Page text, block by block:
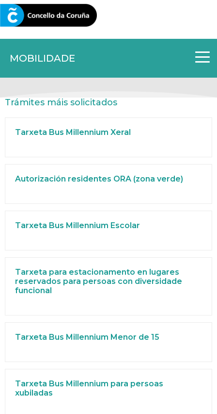
MOBILIDADE
CORUNA.GAL
Trámites máis solicitados
Tarxeta Bus Millennium Xeral
Autorización residentes ORA (zona verde)
Tarxeta Bus Millennium Escolar
Tarxeta para estacionamento en lugares
reservados para persoas con diversidade
funcional
Tarxeta Bus Millennium Menor de 15
Tarxeta Bus Millennium para persoas
xubiladas